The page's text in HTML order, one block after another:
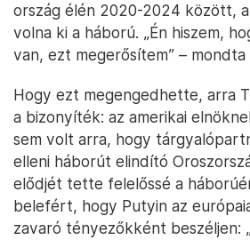
ország élén 2020-2024 között,
volna ki a háború. „Én hiszem,
van, ezt megerősítem” – mondta
Hogy ezt megengedhette, arra
a bizonyíték: az amerikai
sem volt arra, hogy
elleni háborút elindító
elődjét tette felelőssé a
belefért, hogy Putyin az
zavaró tényezőkként beszéljen: